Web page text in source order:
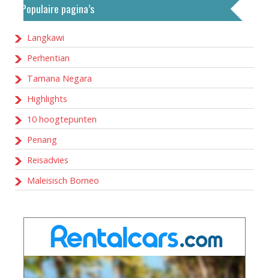
Populaire pagina’s
Langkawi
Perhentian
Tamana Negara
Highlights
10 hoogtepunten
Penang
Reisadvies
Maleisisch Borneo